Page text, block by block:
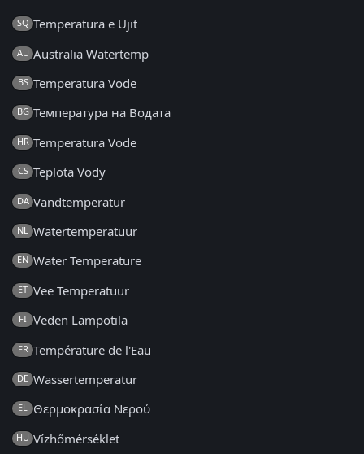
SQ Temperatura e Ujit
AU Australia Watertemp
BS Temperatura Vode
BG Температура на Водата
HR Temperatura Vode
CS Teplota Vody
DA Vandtemperatur
NL Watertemperatuur
EN Water Temperature
ET Vee Temperatuur
FI Veden Lämpötila
FR Température de l'Eau
DE Wassertemperatur
EL Θερμοκρασία Νερού
HU Vízhőmérséklet